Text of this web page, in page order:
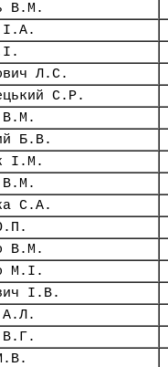
В.М.
І.А.
Л.С.
С.Р.
В.М.
Б.В.
І.М.
В.М.
С.А.
В.М.
М.І.
І.В.
А.Л.
В.Г.